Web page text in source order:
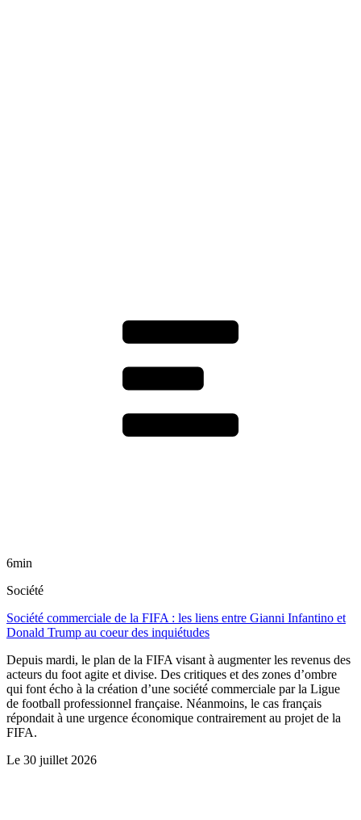
6min
Société
Société commerciale de la FIFA : les liens entre Gianni Infantino et
Donald Trump au coeur des inquiétudes
Depuis mardi, le plan de la FIFA visant à augmenter les revenus des
acteurs du foot agite et divise. Des critiques et des zones d’ombre
qui font écho à la création d’une société commerciale par la Ligue
de football professionnel française. Néanmoins, le cas français
répondait à une urgence économique contrairement au projet de la
FIFA.
Le 30 juillet 2026